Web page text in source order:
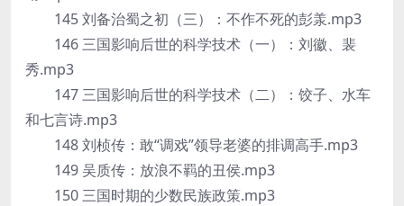
145 刘备治蜀之初（三）：不作不死的彭羕.mp3
146 三国影响后世的科学技术（一）：刘徽、裴
秀.mp3
147 三国影响后世的科学技术（二）：饺子、水车
和七言诗.mp3
148 刘桢传：敢“调戏”领导老婆的排调高手.mp3
149 吴质传：放浪不羁的丑侯.mp3
150 三国时期的少数民族政策.mp3